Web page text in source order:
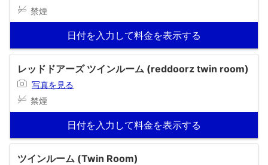
禁煙
日付を入力して料金を表示する
レッドドアーズ ツインルーム (reddoorz twin room)
写真を見る
禁煙
日付を入力して料金を表示する
ツインルーム (Twin Room)